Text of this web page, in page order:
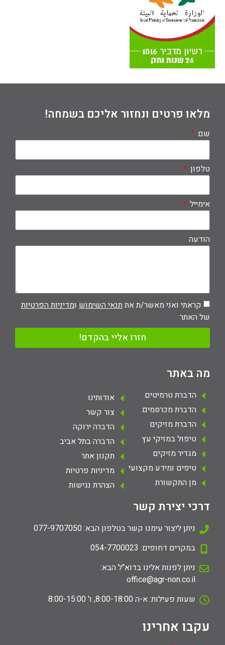
דרכי יצירת קשר
ניתן ליצור עימנו קשר בטלפון הבא: 077-9707050
במקרים דחופים: 054-7700023
ניתן לפנות אלינו בדוא"ל הבא:
office@agr-non.co.il
שעות פעילות: א-ה 8:00-18:00, ו' 8:00-15:00
עקבו אחרינו
מה באתר
הדברת טרמיטים
הדברת מכרסמים
הדברת מזיקים
טיפול במזיקי עץ
מגדיר מזיקים
טיפים ומידע מקצועי
מן התקשורת
אודותינו
צור קשר
הדברה ירוקה
הדברה בתל אביב
תקנון אתר
מדיניות פרטיות
הצהרת נגישות
מלאו פרטים ונחזור אליכם בשמחה!
שם
טלפון
אימייל
הודעה
קראתי ואני מאשר/ת אתתנאי השימוש ומדיניות הפרטיות
של האתר
חזרו אליי בהקדם!